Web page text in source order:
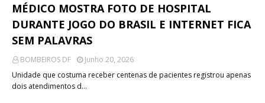
MÉDICO MOSTRA FOTO DE HOSPITAL
DURANTE JOGO DO BRASIL E INTERNET FICA
SEM PALAVRAS
BOMBEIROS DF
Junho 20, 2026
Unidade que costuma receber centenas de pacientes registrou apenas
dois atendimentos d…